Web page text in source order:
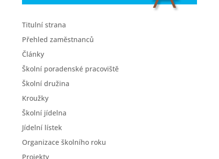
Titulní strana
Přehled zaměstnanců
Články
Školní poradenské pracoviště
Školní družina
Kroužky
Školní jídelna
Jídelní lístek
Organizace školního roku
Projekty